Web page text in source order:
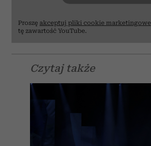
Proszę akceptuj pliki cookie marketingowe
tę zawartość YouTube.
Czytaj także